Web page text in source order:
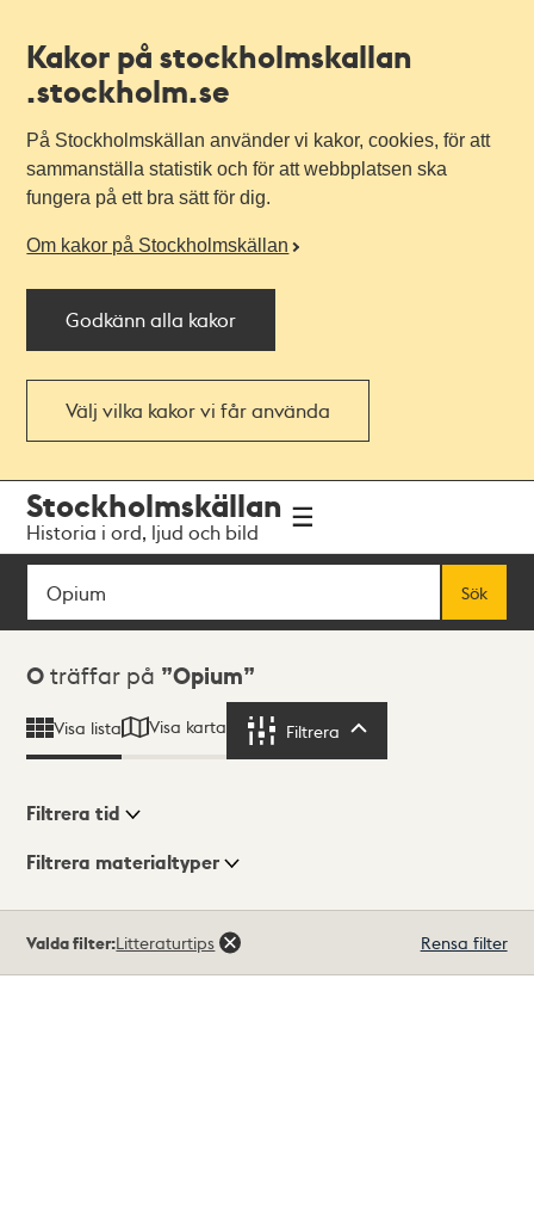
Kakor på stockholmskallan
.stockholm.se
På Stockholmskällan använder vi kakor, cookies, för att
sammanställa statistik och för att webbplatsen ska
fungera på ett bra sätt för dig.
Om kakor på Stockholmskällan
Godkänn alla kakor
Välj vilka kakor vi får använda
navigationen
huvudinnehållet
Stockholmskällan
Historia i ord, ljud och bild
Sök
Sök
Sökresultat
0 träffar på Opium
Visa lista Visa karta Filtrera
Visningsläge
Filtrera tid
Filtrera materialtyper
träffar
Valda filter:Litteraturtips Rensa filter